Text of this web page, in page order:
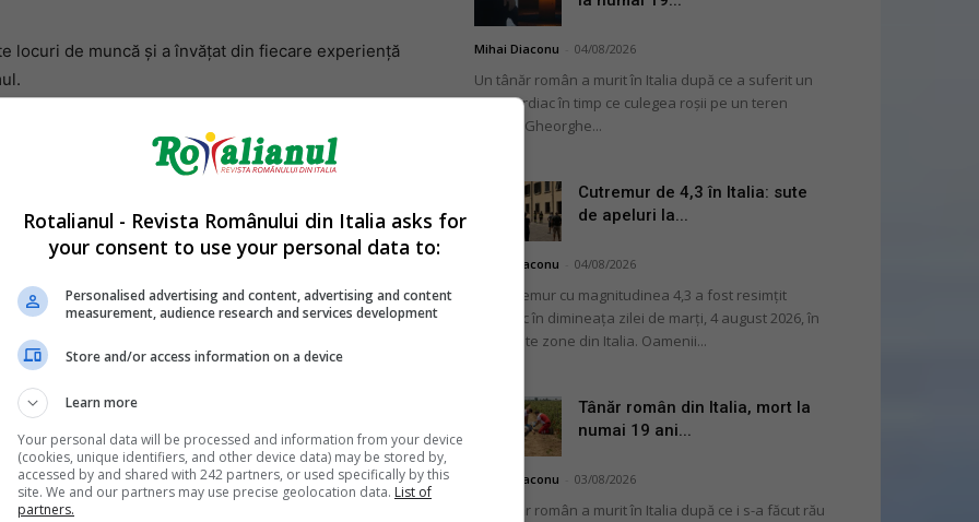
locuri de muncă și a învățat din fiecare experiență
Mihai Diaconu 04/08/2026
Un tânăr român a murit în Italia după ce a suferit un
stop cardiac în timp ce culegea roșii pe un teren
agricol. Gheorghe...
Cutremur de 4,3 în Italia: sute
de apeluri la...
Mihai Diaconu 04/08/2026
Un cutremur cu magnitudinea 4,3 a fost resimțit
puternic în dimineața zilei de marți, 4 august 2026, în
mai multe zone din Italia. Oamenii...
Tânăr român din Italia, mort la
numai 19 ani...
Mihai Diaconu 03/08/2026
Un tânăr român a murit în Italia după ce i s-a făcut rău
Rotalianul - Revista Românului din Italia asks for
your consent to use your personal data to:
Personalised advertising and content, advertising and content
measurement, audience research and services development
Store and/or access information on a device
Learn more
Your personal data will be processed and information from your device
(cookies, unique identifiers, and other device data) may be stored by,
accessed by and shared with 242 partners, or used specifically by this
site. We and our partners may use precise geolocation data. List of
partners.